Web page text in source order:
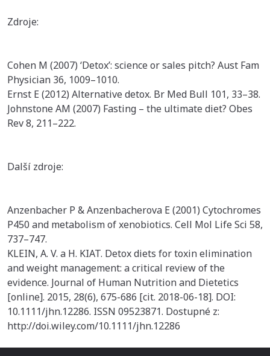
Zdroje:
Cohen M (2007) ‘Detox’: science or sales pitch? Aust Fam
Physician 36, 1009–1010.
Ernst E (2012) Alternative detox. Br Med Bull 101, 33–38.
Johnstone AM (2007) Fasting – the ultimate diet? Obes
Rev 8, 211–222.
Další zdroje:
Anzenbacher P & Anzenbacherova E (2001) Cytochromes
P450 and metabolism of xenobiotics. Cell Mol Life Sci 58,
737–747.
KLEIN, A. V. a H. KIAT. Detox diets for toxin elimination
and weight management: a critical review of the
evidence. Journal of Human Nutrition and Dietetics
[online]. 2015, 28(6), 675-686 [cit. 2018-06-18]. DOI:
10.1111/jhn.12286. ISSN 09523871. Dostupné z:
http://doi.wiley.com/10.1111/jhn.12286